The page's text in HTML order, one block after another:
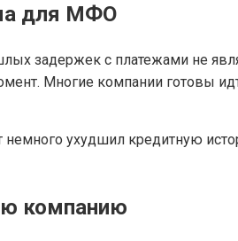
для МФО
задержек с платежами не
Многие компании готовы
ухудшил кредитную
компанию